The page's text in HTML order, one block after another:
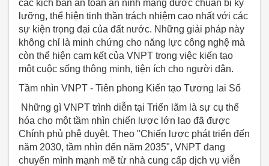
các kịch bản an toàn an ninh mạng được chuẩn bị kỹ
lưỡng, thể hiện tinh thần trách nhiệm cao nhất với các
sự kiện trọng đại của đất nước. Những giải pháp này
không chỉ là minh chứng cho năng lực công nghệ mà
còn thể hiện cam kết của VNPT trong việc kiến tạo
một cuộc sống thông minh, tiện ích cho người dân.
Tầm nhìn VNPT - Tiên phong Kiến tạo Tương lai Số
Những gì VNPT trình diễn tại Triển lãm là sự cụ thể
hóa cho một tầm nhìn chiến lược lớn lao đã được
Chính phủ phê duyệt. Theo "Chiến lược phát triển đến
năm 2030, tầm nhìn đến năm 2035", VNPT đang
chuyển mình mạnh mẽ từ nhà cung cấp dịch vụ viễn